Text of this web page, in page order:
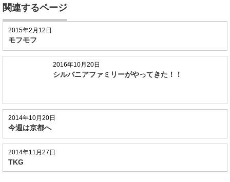
関連するページ
2015年2月12日
モフモフ
2016年10月20日
シルバニアファミリーがやってきた！！
2014年10月20日
今週は京都へ
2014年11月27日
TKG